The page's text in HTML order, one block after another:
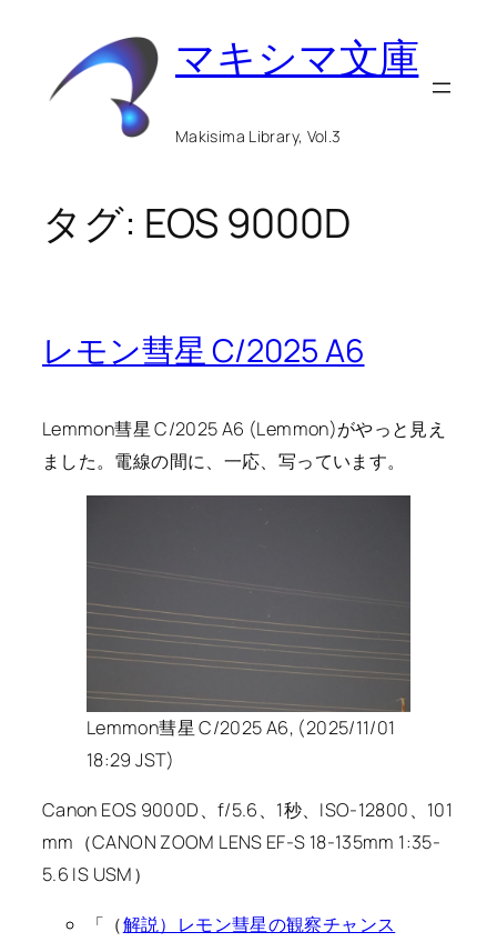
マキシマ文庫
Makisima Library, Vol.3
タグ: EOS 9000D
レモン彗星 C/2025 A6
Lemmon彗星 C/2025 A6 (Lemmon)がやっと見え
ました。電線の間に、一応、写っています。
Lemmon彗星 C/2025 A6, (2025/11/01
18:29 JST)
Canon EOS 9000D、f/5.6、1秒、ISO-12800、101
mm（CANON ZOOM LENS EF-S 18-135mm 1:35-
5.6 IS USM）
「（解説）レモン彗星の観察チャンス